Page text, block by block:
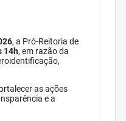
, a Pró-Reitoria de
14h, em razão da
as ações
e a